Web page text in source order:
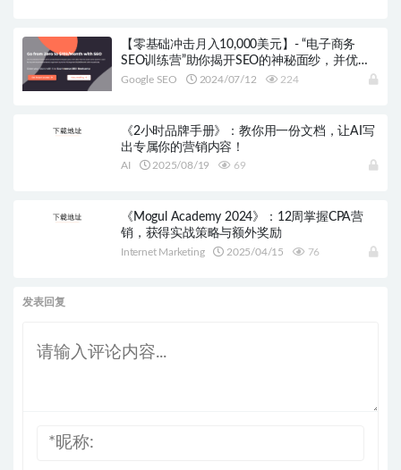
【零基础冲击月入10,000美元】- “电子商务
SEO训练营”助你揭开SEO的神秘面纱，并优化
你的在线商店，让你的品牌在无广告支付的情
Google SEO 2024/07/12 224
《2小时品牌手册》：教你用一份文档，让AI写
出专属你的营销内容！
AI 2025/08/19 69
《Mogul Academy 2024》：12周掌握CPA营
销，获得实战策略与额外奖励
Internet Marketing 2025/04/15 76
发表回复